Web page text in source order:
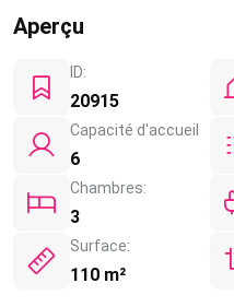
Aperçu
ID:
20915
Capacité d'accueil
6
Chambres:
3
Surface:
110 m²